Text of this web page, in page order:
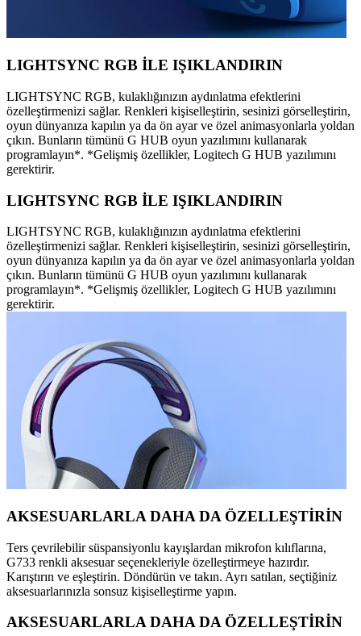
LIGHTSYNC RGB İLE IŞIKLANDIRIN
LIGHTSYNC RGB, kulaklığınızın aydınlatma efektlerini
özelleştirmenizi sağlar. Renkleri kişiselleştirin, sesinizi görselleştirin,
oyun dünyanıza kapılın ya da ön ayar ve özel animasyonlarla yoldan
çıkın. Bunların tümünü G HUB oyun yazılımını kullanarak
programlayın*. *Gelişmiş özellikler, Logitech G HUB yazılımını
gerektirir.
LIGHTSYNC RGB İLE IŞIKLANDIRIN
LIGHTSYNC RGB, kulaklığınızın aydınlatma efektlerini
özelleştirmenizi sağlar. Renkleri kişiselleştirin, sesinizi görselleştirin,
oyun dünyanıza kapılın ya da ön ayar ve özel animasyonlarla yoldan
çıkın. Bunların tümünü G HUB oyun yazılımını kullanarak
programlayın*. *Gelişmiş özellikler, Logitech G HUB yazılımını
gerektirir.
AKSESUARLARLA DAHA DA ÖZELLEŞTİRİN
Ters çevrilebilir süspansiyonlu kayışlardan mikrofon kılıflarına,
G733 renkli aksesuar seçenekleriyle özelleştirmeye hazırdır.
Karıştırın ve eşleştirin. Döndürün ve takın. Ayrı satılan, seçtiğiniz
aksesuarlarınızla sonsuz kişiselleştirme yapın.
AKSESUARLARLA DAHA DA ÖZELLEŞTİRİN